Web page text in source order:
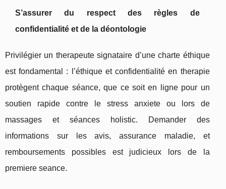
S’assurer du respect des règles de
confidentialité et de la déontologie
Privilégier un therapeute signataire d’une charte éthique
est fondamental : l’éthique et confidentialité en therapie
protègent chaque séance, que ce soit en ligne pour un
soutien rapide contre le stress anxiete ou lors de
massages et séances holistic. Demander des
informations sur les avis, assurance maladie, et
remboursements possibles est judicieux lors de la
premiere seance.